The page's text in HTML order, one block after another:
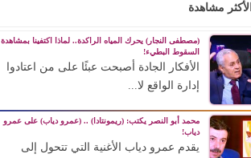
مشاهدة
(مصطفى النجار) يحرك المياه الراكدة.. لماذا اكتفينا بمشاهدة
السقوط البطيء!
الأفكار الجادة أصبحت عبئًا على من اعتادوا
إدارة الواقع لا...
محمد أبو النصر يكتب: (ريمونتادا) .. (عمرو دياب) على عمرو
دياب!
يقدم عمرو دياب الأغنية التي تتحول إلى